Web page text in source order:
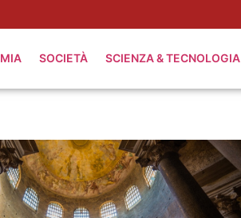
SOCIETÀ SCIENZA & TECNOLOGIA